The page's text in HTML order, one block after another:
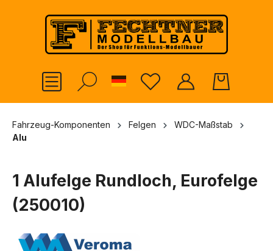
springen
German
Fahrzeug-Komponenten Felgen
WDC-Maßstab
Alu
1 Alufelge Rundloch, Eurofelge
(250010)